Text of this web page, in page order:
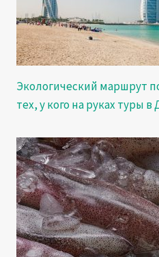
Экологический маршрут
тех, у кого на руках туры